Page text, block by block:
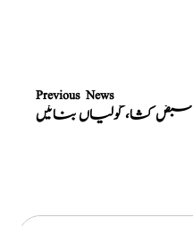
Previous News
قبض کشا، گولیاں بنائیں